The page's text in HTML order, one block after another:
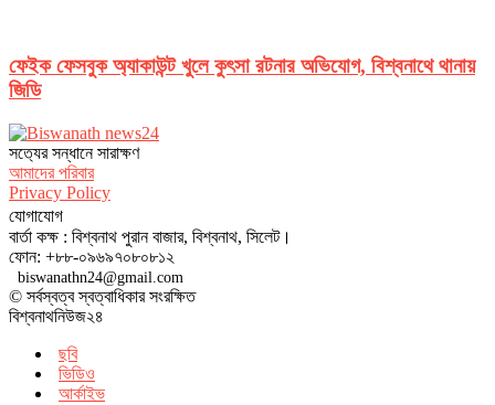
ফেইক ফেসবুক অ্যাকাউন্ট খুলে কুৎসা রটনার অভিযোগ, বিশ্বনাথে থানায়
জিডি
সত‌্যের সন্ধানে সারাক্ষণ
আমাদের পরিবার
Privacy Policy
যোগাযোগ
বার্তা কক্ষ : বিশ্বনাথ পুরান বাজার, বিশ্বনাথ, সিলেট।
ফোন: +৮৮-০৯৬৯৭০৮০৮১২
biswanathn24@gmail.com
© সর্বস্বত্ব স্বত্বাধিকার সংরক্ষিত
বিশ্বনাথনিউজ২৪
ছবি
ভিডিও
আর্কাইভ